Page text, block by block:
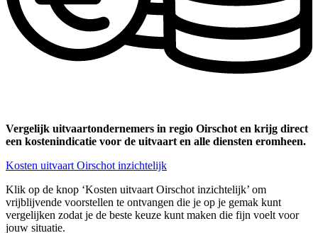
Vergelijk uitvaartondernemers in regio Oirschot en krijg direct
een kostenindicatie voor de uitvaart en alle diensten eromheen.
Kosten uitvaart Oirschot inzichtelijk
Klik op de knop ‘Kosten uitvaart Oirschot inzichtelijk’ om
vrijblijvende voorstellen te ontvangen die je op je gemak kunt
vergelijken zodat je de beste keuze kunt maken die fijn voelt voor
jouw situatie.